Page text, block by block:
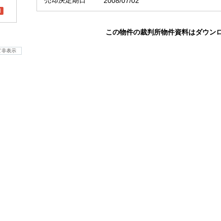
非表示
この物件の裁判所物件資料はダウン